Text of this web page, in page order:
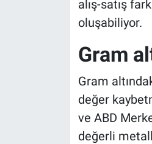
alış-satış
oluşabiliyor.
Gram
Gram
değer
ve ABD
değerli